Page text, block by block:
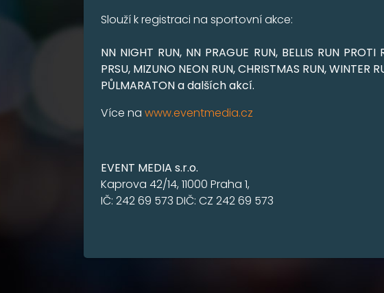
Slouží k registraci na sportovní akce:
NN NIGHT RUN, NN PRAGUE RUN, BELLIS RUN PROTI
PRSU, MIZUNO NEON RUN, CHRISTMAS RUN, WINTER
PŮLMARATON a dalších akcí.
Více na www.eventmedia.cz
EVENT MEDIA s.r.o.
Kaprova 42/14, 11000 Praha 1,
IČ: 242 69 573 DIČ: CZ 242 69 573